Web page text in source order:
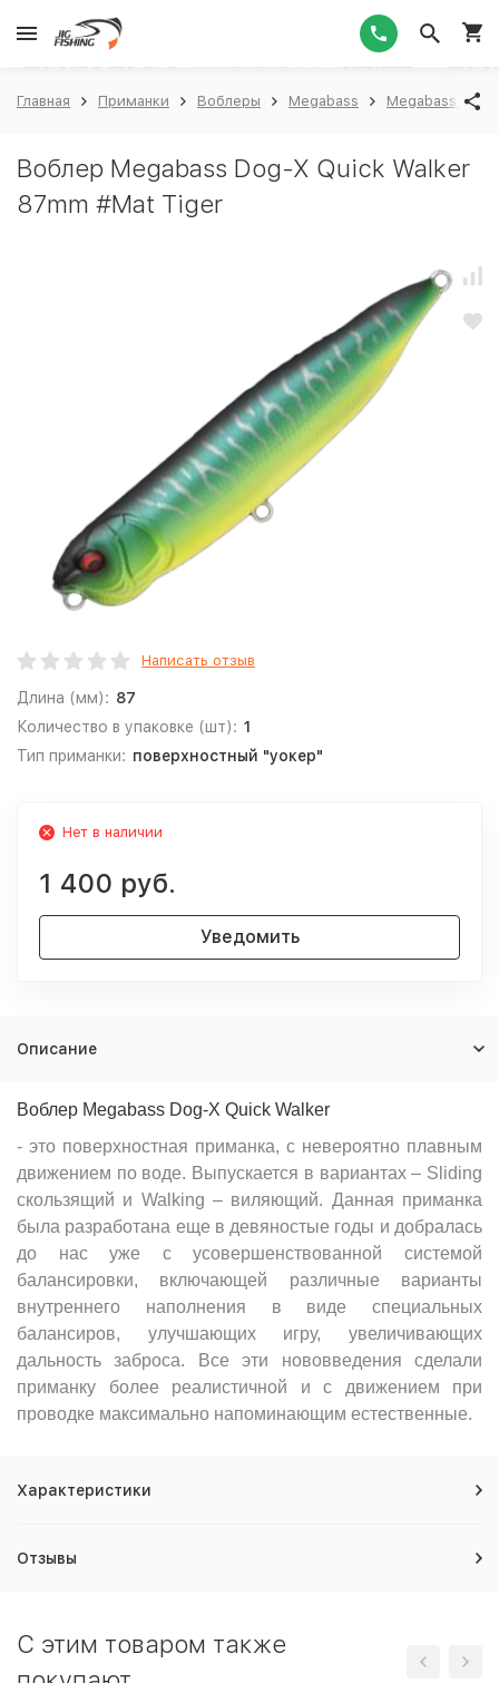
Главная Приманки Воблеры Megabass Megabass
Воблер Megabass Dog-X Quick Walker
87mm #Mat Tiger
Написать отзыв
Длина (мм): 87
Количество в упаковке (шт): 1
Тип приманки: поверхностный "уокер"
Нет в наличии
1 400 руб.
Уведомить
Описание
Воблер Megabass Dog-X Quick Walker
- это поверхностная приманка, с невероятно плавным
движением по воде. Выпускается в вариантах – Sliding
скользящий и Walking – виляющий. Данная приманка
была разработана еще в девяностые годы и добралась
до нас уже с усовершенствованной системой
балансировки, включающей различные варианты
внутреннего наполнения в виде специальных
балансиров, улучшающих игру, увеличивающих
дальность заброса. Все эти нововведения сделали
приманку более реалистичной и с движением при
проводке максимально напоминающим естественные.
Характеристики
Отзывы
C этим товаром также